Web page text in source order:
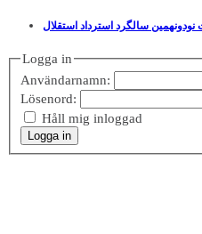
سالگرد استرداد استقلال
Logga in
Användarnamn:
Lösenord:
Håll mig inloggad
Logga in